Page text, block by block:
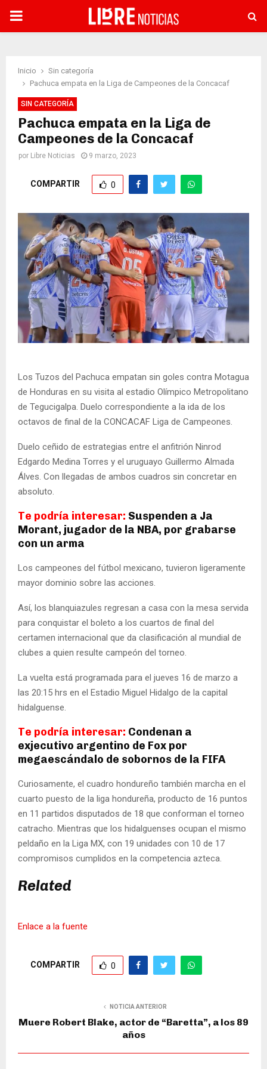
PRIMARY
Inicio
Sin categoría
Pachuca empata en la Liga de Campeones de la Concacaf
SIN CATEGORÍA
Pachuca empata en la Liga de
Campeones de la Concacaf
por Libre Noticias 9 marzo, 2023
COMPARTIR 0
Los Tuzos del Pachuca empatan sin goles contra Motagua
de Honduras en su visita al estadio Olímpico Metropolitano
de Tegucigalpa. Duelo correspondiente a la ida de los
octavos de final de la CONCACAF Liga de Campeones.
Duelo ceñido de estrategias entre el anfitrión Ninrod
Edgardo Medina Torres y el uruguayo Guillermo Almada
Álves. Con llegadas de ambos cuadros sin concretar en
absoluto.
Te podría interesar: Suspenden a Ja
Morant, jugador de la NBA, por grabarse
con un arma
Los campeones del fútbol mexicano, tuvieron ligeramente
mayor dominio sobre las acciones.
Así, los blanquiazules regresan a casa con la mesa servida
para conquistar el boleto a los cuartos de final del
certamen internacional que da clasificación al mundial de
clubes a quien resulte campeón del torneo.
La vuelta está programada para el jueves 16 de marzo a
las 20:15 hrs en el Estadio Miguel Hidalgo de la capital
hidalguense.
Te podría interesar: Condenan a
exjecutivo argentino de Fox por
megaescándalo de sobornos de la FIFA
Curiosamente, el cuadro hondureño también marcha en el
cuarto puesto de la liga hondureña, producto de 16 puntos
en 11 partidos disputados de 18 que conforman el torneo
catracho. Mientras que los hidalguenses ocupan el mismo
peldaño en la Liga MX, con 19 unidades con 10 de 17
compromisos cumplidos en la competencia azteca.
Related
Enlace a la fuente
COMPARTIR 0
NOTICIA ANTERIOR
Muere Robert Blake, actor de “Baretta”, a los 89
años